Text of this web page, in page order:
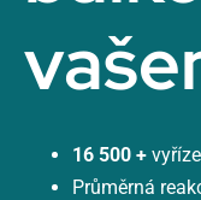
16 500 +
Průměrná